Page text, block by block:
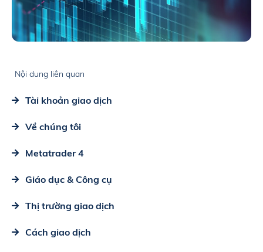
Nội dung liên quan
Tài khoản giao dịch
Về chúng tôi
Metatrader 4
Giáo dục & Công cụ
Thị trường giao dịch
Cách giao dịch